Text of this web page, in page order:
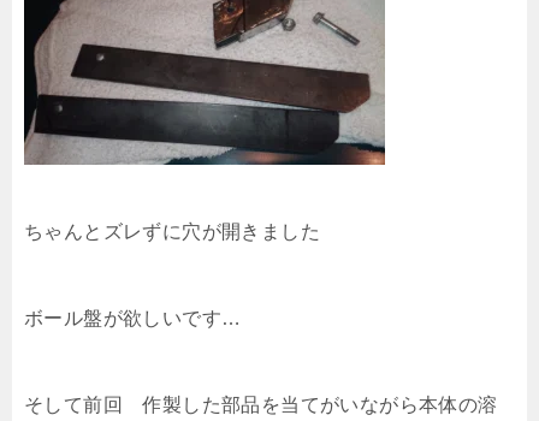
ちゃんとズレずに穴が開きました
ボール盤が欲しいです…
そして前回 作製した部品を当てがいながら本体の溶